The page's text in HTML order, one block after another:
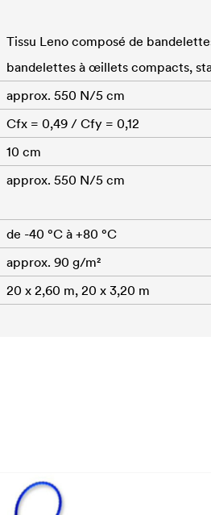
Tissu Leno composé de
bandelettes à œillets compacts,
approx. 550 N/5 cm
Cfx = 0,49 / Cfy = 0,12
10 cm
approx. 550 N/5 cm
de -40 °C à +80 °C
approx. 90 g/m²
20 x 2,60 m, 20 x 3,20 m